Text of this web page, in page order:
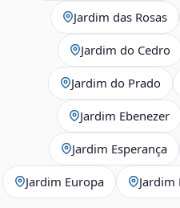
Jardim das Rosas
Jardim do Cedro
Jardim do Prado
Jardim Ebenezer
Jardim Esperança
Jardim Europa Jardim